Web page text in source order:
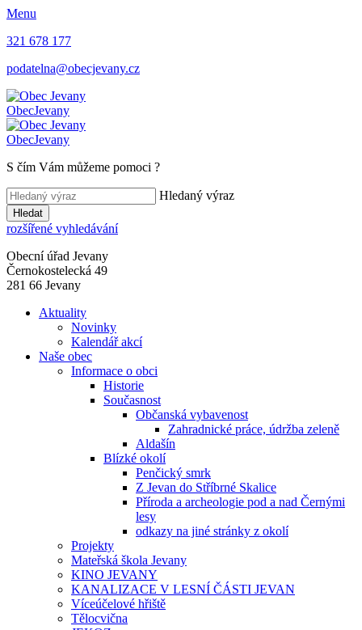
Menu
321 678 177
podatelna@obecjevany.cz
ObecJevany
ObecJevany
S čím Vám můžeme pomoci ?
Hledaný výraz
Hledat
rozšířené vyhledávání
Obecní úřad Jevany
Černokostelecká 49
281 66 Jevany
Aktuality
Novinky
Kalendář akcí
Naše obec
Informace o obci
Historie
Současnost
Občanská vybavenost
Zahradnické práce, údržba zeleně
Aldašín
Blízké okolí
Penčický smrk
Z Jevan do Stříbrné Skalice
Příroda a archeologie pod a nad Černými
lesy
odkazy na jiné stránky z okolí
Projekty
Mateřská škola Jevany
KINO JEVANY
KANALIZACE V LESNÍ ČÁSTI JEVAN
Víceúčelové hřiště
Tělocvična